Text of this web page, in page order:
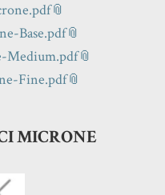
Base.pdf
Medium.pdf
Fine.pdf
MICRONE